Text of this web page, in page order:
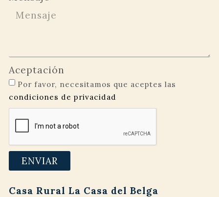
Aceptación
Por favor, necesitamos que aceptes las
condiciones de privacidad
ENVIAR
Casa Rural La Casa del Belga